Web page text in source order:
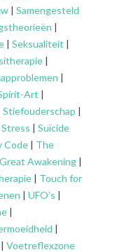
| Samengesteld
|
| Seksualiteit |
|
|
Art |
Stiefouderschap |
Stress | Suïcide
Code | The
Awakening |
| Touch for
| UFO’s |
|
|
| Voetreflexzone